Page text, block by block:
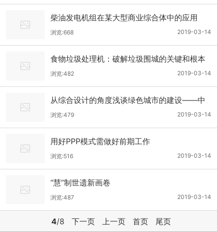
柴油发电机组在某大型商业综合体中的应用
2019-03-14
浏览:668
食物垃圾处理机：破解垃圾围城的关键和根本
途径
2019-03-14
浏览:482
从综合设计的角度浅谈绿色城市的建设——中
信建筑设计研究总院有限公司——肖伟2019-03-14
浏览:479
用好PPP模式需做好前期工作
2019-03-14
浏览:516
“慧”制世遗新画卷
2019-03-14
浏览:487
4/8 下一页 上一页 首页 尾页